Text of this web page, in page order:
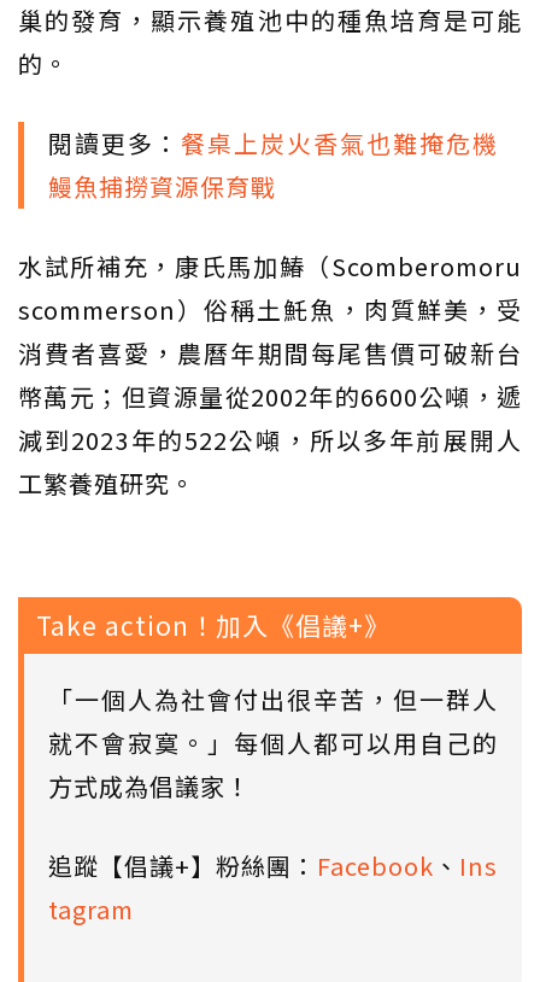
巢的發育，顯示養殖池中的種魚培育是可能
的。
閱讀更多： 餐桌上炭火香氣也難掩危機
鰻魚捕撈資源保育戰
水試所補充，康氏馬加鰆（Scomberomoru
scommerson）俗稱土魠魚，肉質鮮美，受
消費者喜愛，農曆年期間每尾售價可破新台
幣萬元；但資源量從2002年的6600公噸，遞
減到2023年的522公噸，所以多年前展開人
工繁養殖研究。
Take action！加入《倡議+》
「一個人為社會付出很辛苦，但一群人
就不會寂寞。」每個人都可以用自己的
方式成為倡議家！
追蹤【倡議+】粉絲團： Facebook 、 Ins
tagram